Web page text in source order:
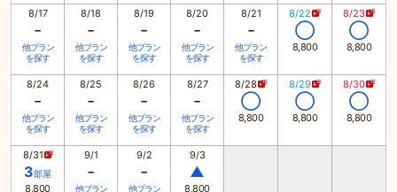
8/17
-
他プラン
を探す
8/18
-
他プラン
を探す
8/19
-
他プラン
を探す
8/20
-
他プラン
を探す
8/21
-
他プラン
を探す
8/22
◯
8,800
8/23
◯
8,800
8/24
-
他プラン
を探す
8/25
-
他プラン
を探す
8/26
-
他プラン
を探す
8/27
-
他プラン
を探す
8/28
◯
8,800
8/29
◯
8,800
8/30
◯
8,800
8/31
3部屋
8,800
9/1
-
他プラン
9/2
-
他プラン
9/3
▲
8,800